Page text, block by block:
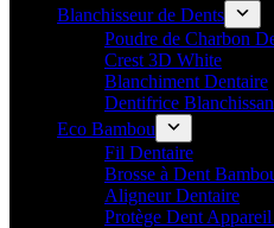
Blanchisseur de Dents
Poudre de Charbon
Crest 3D White
Blanchiment Dentaire
Dentifrice
Eco Bambou
Fil Dentaire
Brosse à Dent
Aligneur Dentaire
Protège Dent